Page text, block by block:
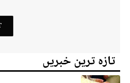
تازہ ترین خبریں